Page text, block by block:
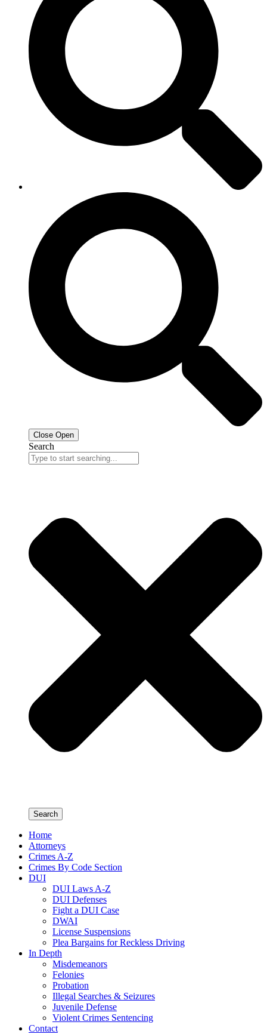
Close Open
Search
Search
Home
Attorneys
Crimes A-Z
Crimes By Code Section
DUI
DUI Laws A-Z
DUI Defenses
Fight a DUI Case
DWAI
License Suspensions
Plea Bargains for Reckless Driving
In Depth
Misdemeanors
Felonies
Probation
Illegal Searches & Seizures
Juvenile Defense
Violent Crimes Sentencing
Contact